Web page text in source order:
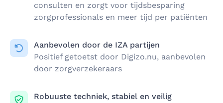
consulten en zorgt voor tijdsbesparing
zorgprofessionals en meer tijd per patiënten
Aanbevolen door de IZA partijen
Positief getoetst door Digizo.nu, aanbevolen
door zorgverzekeraars
Robuuste techniek, stabiel en veilig